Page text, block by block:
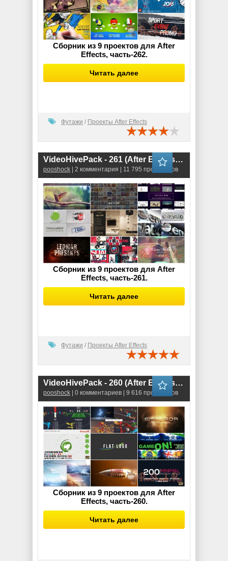
Сборник из 9 проектов для After
Effects, часть-262.
Читать далее
Футажи / Проекты After Effects
VideoHivePack - 261 (After Effects Projects Pack)
pooshock | 2 комментария | 11 795 просмотров
Сборник из 9 проектов для After
Effects, часть-261.
Читать далее
Футажи / Проекты After Effects
VideoHivePack - 260 (After Effects Projects Pack)
pooshock | 0 комментариев | 9 616 просмотров
Сборник из 9 проектов для After
Effects, часть-260.
Читать далее